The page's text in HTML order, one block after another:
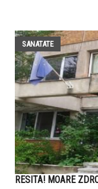
SANATATE
RESITA! MOARE